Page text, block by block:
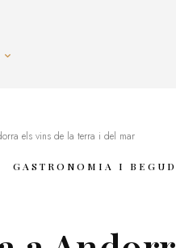
els vins de la terra i del mar
GASTRONOMIA I